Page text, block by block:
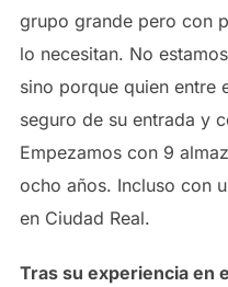
grupo grande pero con
lo necesitan. No
sino porque quien entre
seguro de su entrada y
Empezamos con 9
ocho años. Incluso con
en Ciudad Real.
Tras su experiencia en